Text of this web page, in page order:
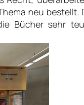
neu
Bücher sehr